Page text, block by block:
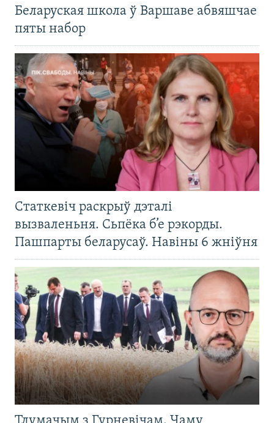
Беларуская школа ў Варшаве абвяшчае
пяты набор
Статкевіч раскрыў дэталі
вызваленьня. Сьпёка б’е рэкорды.
Пашпарты беларусаў. Навіны 6 жніўня